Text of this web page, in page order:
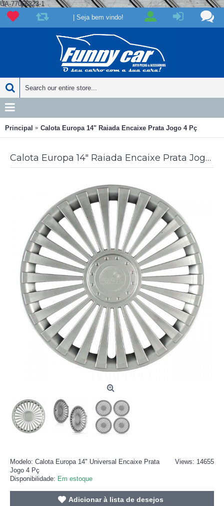
UA-77066223-1
| Seja bem vindo!
Principal Calota Europa 14" Raiada Encaixe Prata Jogo 4 Pç
Calota Europa 14" Raiada Encaixe Prata Jogo 4 Pç
Views: 14655
Modelo: Calota Europa 14" Universal Encaixe Prata
Jogo 4 Pç
Disponibilidade: Em estoque
Adicionar à lista de desejos